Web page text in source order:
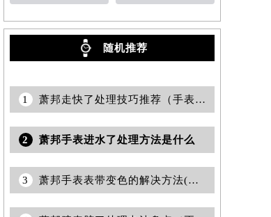
随机推荐
1 萧邦走快了处理技巧推荐（手表精准度调节方法与注意事项）
2 萧邦手表进水了处理方法是什么
3 萧邦手表表带变色的解决方法(表带变色怎么办)